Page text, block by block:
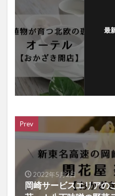
最
Prev
2022年5月2日
岡崎サービスエリアの